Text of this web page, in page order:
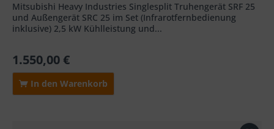
Mitsubishi Heavy Industries Singlesplit Truhengerät SRF 25
und Außengerät SRC 25 im Set (Infrarotfernbedienung
inklusive) 2,5 kW Kühlleistung und...
1.550,00 €
In den Warenkorb